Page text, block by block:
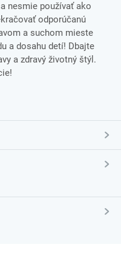
nesmie používať ako
odporúčanú
a suchom mieste
a dosahu detí! Dbajte
a zdravý životný štýl.